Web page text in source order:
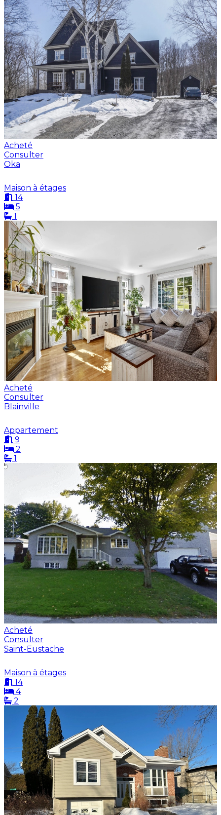
Acheté
Consulter
Oka
Maison à étages
14
5
1
Acheté
Consulter
Blainville
Appartement
9
2
1
Acheté
Consulter
Saint-Eustache
Maison à étages
14
4
2